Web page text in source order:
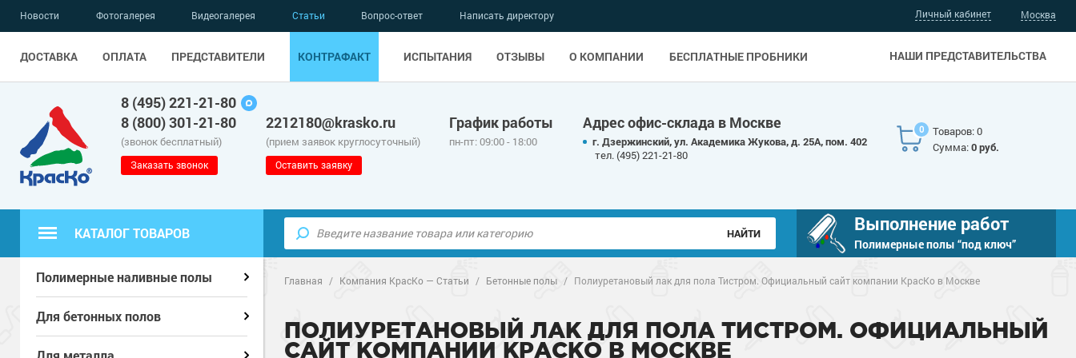
Личный кабинет
НАШИ ПРЕДСТАВИТЕЛЬСТВА
Новости Фотогалерея Видеогалерея Статьи Вопрос-ответ Написать директору
ДОСТАВКА ОПЛАТА ПРЕДСТАВИТЕЛИ КОНТРАФАКТ ИСПЫТАНИЯ ОТЗЫВЫ О КОМПАНИИ БЕСПЛАТНЫЕ ПРОБНИКИ
Москва
8 (495) 221-21-80
8 (800) 301-21-80
(звонок бесплатный)
Заказать звонок
2212180@krasko.ru
(прием заявок круглосуточный)
Оставить заявку
График работы
пн-пт: 09:00 - 18:00
Адрес офис-склада в Москве
г. Дзержинский, ул. Академика Жукова, д. 25А, пом. 402
тел. (495) 221-21-80
0
Товаров: 0
Сумма:0 руб.
КАТАЛОГ ТОВАРОВ Выполнение работ
Полимерные полы “под ключ”
Полимерные наливные полы Полиуретановые полы
Водно-эпоксидные наливные
Для бетонных полов
Эпоксидные полы
Грунт-эмали по металлу
Главная / Компания КрасКо — Статьи / Бетонные полы / Полиуретановый лак для пола Тистром. Официальный сайт компании КрасКо в Москве
ПОЛИУРЕТАНОВЫЙ ЛАК ДЛЯ ПОЛА ТИСТРОМ. ОФИЦИАЛЬНЫЙ
САЙТ КОМПАНИИ КРАСКО В МОСКВЕ
Полимерные наливные полы Полиуретановые полы
Водно-эпоксидные наливные
Для бетонных полов
Эпоксидные полы
Грунт-эмали по металлу